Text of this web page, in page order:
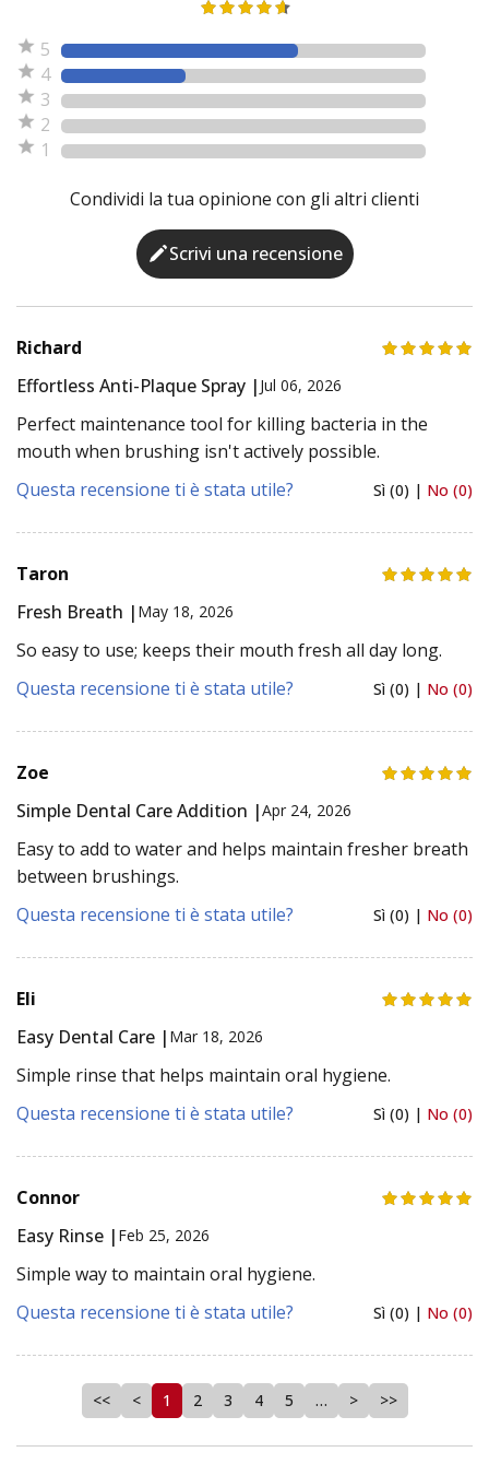
5
4
3
2
1
Condividi la tua opinione con gli altri clienti
Scrivi una recensione
Richard
Effortless Anti-Plaque Spray | Jul 06, 2026
Perfect maintenance tool for killing bacteria in the
mouth when brushing isn't actively possible.
Questa recensione ti è stata utile?
Sì (0) | No (0)
Taron
Fresh Breath | May 18, 2026
So easy to use; keeps their mouth fresh all day long.
Questa recensione ti è stata utile?
Sì (0) | No (0)
Zoe
Simple Dental Care Addition |Apr 24, 2026
Easy to add to water and helps maintain fresher breath
between brushings.
Questa recensione ti è stata utile?
Sì (0) | No (0)
Eli
Easy Dental Care | Mar 18, 2026
Simple rinse that helps maintain oral hygiene.
Questa recensione ti è stata utile?
Sì (0) | No (0)
Connor
Easy Rinse | Feb 25, 2026
Simple way to maintain oral hygiene.
Questa recensione ti è stata utile?
Sì (0) | No (0)
<< < 1 2 3 4 5 … > >>